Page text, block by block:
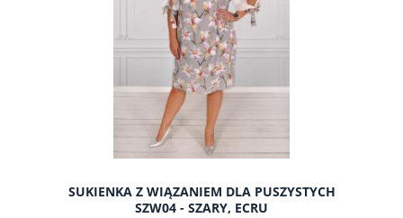
SUKIENKA Z WIĄZANIEM DLA PUSZYSTYCH
SZW04 - SZARY, ECRU